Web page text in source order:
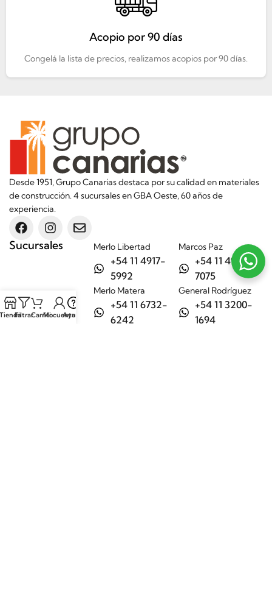
Acopio por 90 días
Congelá la lista de precios, realizamos acopios por 90 días.
Desde 1951, Grupo Canarias destaca por su calidad en materiales
de construcción. 4 sucursales en GBA Oeste, 60 años de
experiencia.
Sucursales Merlo Libertad
+54 11 4917-
5992
Merlo Matera
+54 11 6732-
6242
Marcos Paz
+54 11 4917-
7075
General Rodríguez
+54 11 3200-
1694
FiltrarCarritoMi cuenta
Ayuda